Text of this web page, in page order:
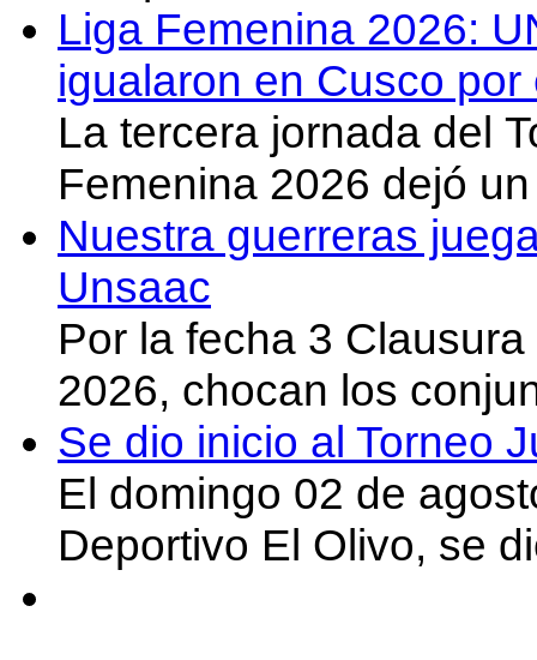
Liga Femenina 2026:
igualaron en Cusco
La tercera jornada del
Femenina 2026 dejó
Nuestra guerreras
Unsaac
Por la fecha 3
2026, chocan los
Se dio inicio al Torneo
El domingo 02 de
Deportivo El Olivo, se